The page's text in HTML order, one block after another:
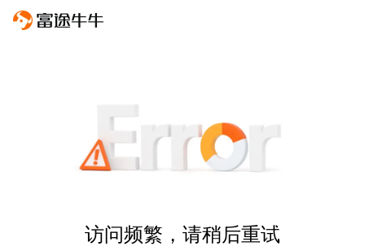
访问频繁，请稍后重试